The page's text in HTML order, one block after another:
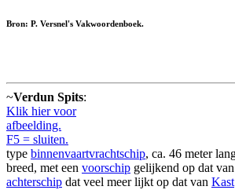
Bron: P. Versnel's Vakwoordenboek.
~Verdun Spits:
Klik hier voor
afbeelding.
F5 = sluiten.
type binnenvaartvrachtschip, ca. 46 meter
breed, met een voorschip gelijkend op dat
achterschip dat veel meer lijkt op dat van Kast